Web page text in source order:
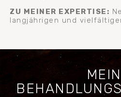
ZU MEINER EXPERTISE:
langjährigen und